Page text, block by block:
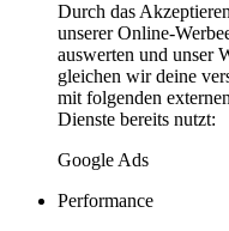
Durch das
unserer Online-
auswerten und unser
gleichen wir deine
mit folgenden
Dienste bereits nutzt:
Google Ads
Performance